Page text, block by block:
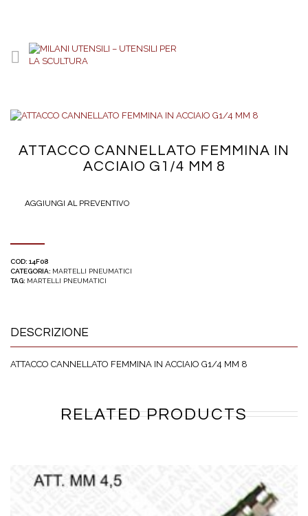
ATTACCO CANNELLATO FEMMINA IN
ACCIAIO G1/4 MM 8
AGGIUNGI AL PREVENTIVO
COD: 14F08
CATEGORIA: MARTELLI PNEUMATICI
TAG: MARTELLI PNEUMATICI
DESCRIZIONE
ATTACCO CANNELLATO FEMMINA IN ACCIAIO G1/4 MM 8
RELATED PRODUCTS